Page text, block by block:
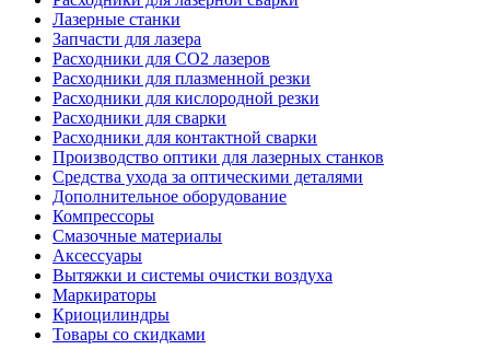
Лазерные станки
Запчасти для лазера
Расходники для СО2 лазеров
Расходники для плазменной резки
Расходники для кислородной резки
Расходники для сварки
Расходники для контактной сварки
Производство оптики для лазерных станков
Средства ухода за оптическими деталями
Дополнительное оборудование
Компрессоры
Смазочные материалы
Аксессуары
Вытяжки и системы очистки воздуха
Маркираторы
Криоцилиндры
Товары со скидками